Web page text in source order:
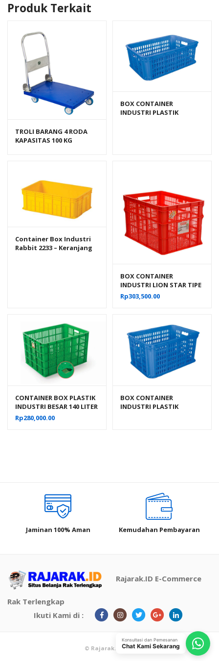
Produk Terkait
TROLI BARANG 4 RODA
KAPASITAS 100 KG
BOX CONTAINER
INDUSTRI PLASTIK
Container Box Industri
Rabbit 2233 – Keranjang
BOX CONTAINER
INDUSTRI LION STAR TIPE
IC-29 FORTE CRATE 303
Rp303,500.00
CONTAINER BOX PLASTIK
INDUSTRI BESAR 140 LITER
BERLUBANG RODA
HANATA 3000 UKURAN 68
Rp280,000.00
BOX CONTAINER
INDUSTRI PLASTIK
Jaminan 100% Aman Kemudahan Pembayaran
Rajarak.ID E-Commerce
Rak Terlengkap
Ikuti Kami di :
© Rajarak.ID 2021
Konsultasi dan Pemesanan
Chat Kami Sekarang